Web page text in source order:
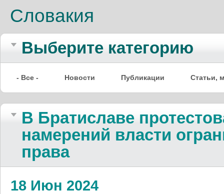
Словакия
Выберите категорию
- Все - Новости Публикации Статьи,
В Братиславе
намерений власти
права
18 Июн 2024